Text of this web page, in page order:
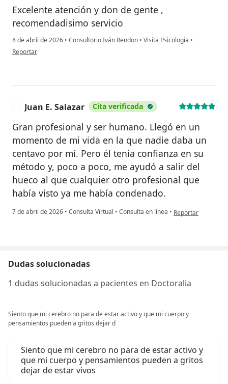
Excelente atención y don de gente ,
recomendadisimo servicio
8 de abril de 2026 • Consultorio Iván Rendon • Visita Psicología •
en opinión del usuario Eliana Echeverri
Reportar
Juan E. Salazar Cita verificada
Gran profesional y ser humano. Llegó en un
momento de mi vida en la que nadie daba un
centavo por mí. Pero él tenía confianza en su
método y, poco a poco, me ayudó a salir del
hueco al que cualquier otro profesional que
había visto ya me había condenado.
7 de abril de 2026 • Consulta Virtual • Consulta en línea • en opinión del
Reportar
Dudas solucionadas
1 dudas solucionadas a pacientes en Doctoralia
Siento que mi cerebro no para de estar activo y que mi cuerpo y
pensamientos pueden a gritos dejar d
Siento que mi cerebro no para de estar activo y
que mi cuerpo y pensamientos pueden a gritos
dejar de estar vivos